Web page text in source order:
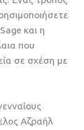
και η
που
σε σχέση με
Αζραήλ